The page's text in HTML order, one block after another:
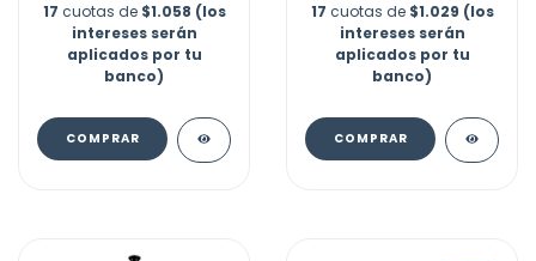
17 cuotas de $1.058 (los
intereses serán
aplicados por tu
banco)
17 cuotas de $1.029 (los
intereses serán
aplicados por tu
banco)